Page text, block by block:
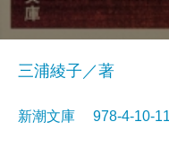
三浦綾子／著
新潮文庫 978-4-10-